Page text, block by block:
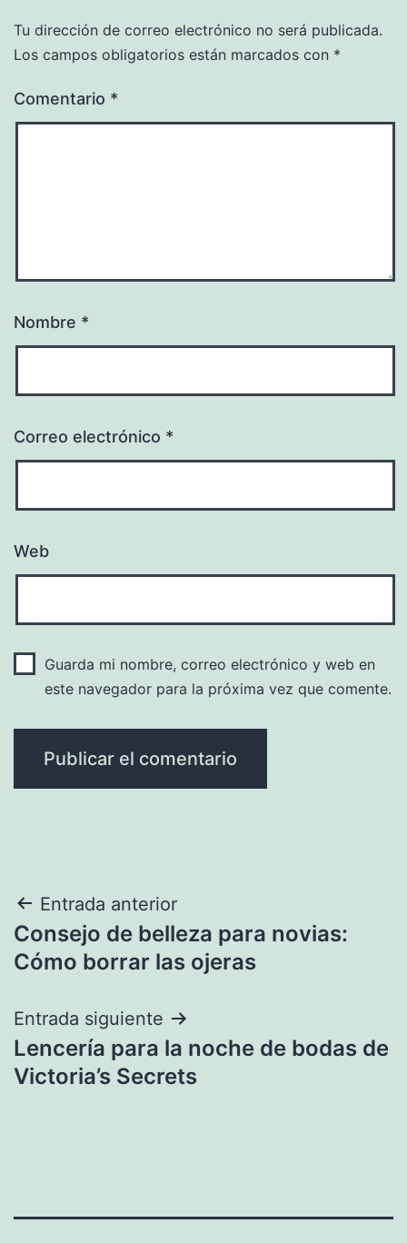
Tu dirección de correo electrónico no será publicada.
Los campos obligatorios están marcados con *
Comentario *
Nombre *
Correo electrónico *
Web
Guarda mi nombre, correo electrónico y web en
este navegador para la próxima vez que comente.
Navegación
de
Entrada anterior
Consejo de belleza para novias:
Cómo borrar las ojeras
Entrada siguiente
Lencería para la noche de bodas de
Victoria’s Secrets